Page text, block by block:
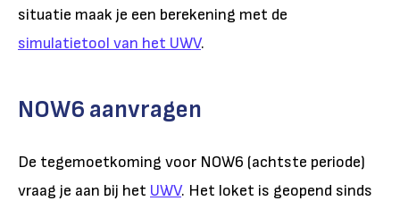
situatie maak je een berekening met de
simulatietool van het UWV.
NOW6 aanvragen
De tegemoetkoming voor NOW6 (achtste periode)
vraag je aan bij het UWV. Het loket is geopend sinds